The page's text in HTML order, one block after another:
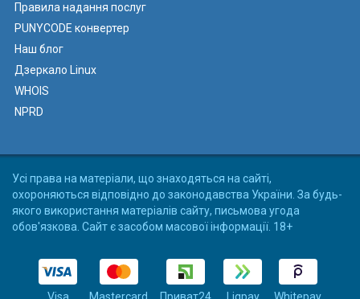
Правила надання послуг
PUNYCODE конвертер
Наш блог
Дзеркало Linux
WHOIS
NPRD
Усі права на матеріали, що знаходяться на сайті,
охороняються відповідно до законодавства України. За будь-
якого використання матеріалів сайту, письмова угода
обов'язкова. Сайт є засобом масової інформації. 18+